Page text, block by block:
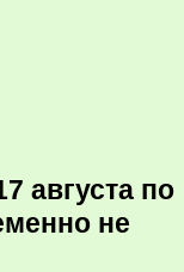
августа по
не